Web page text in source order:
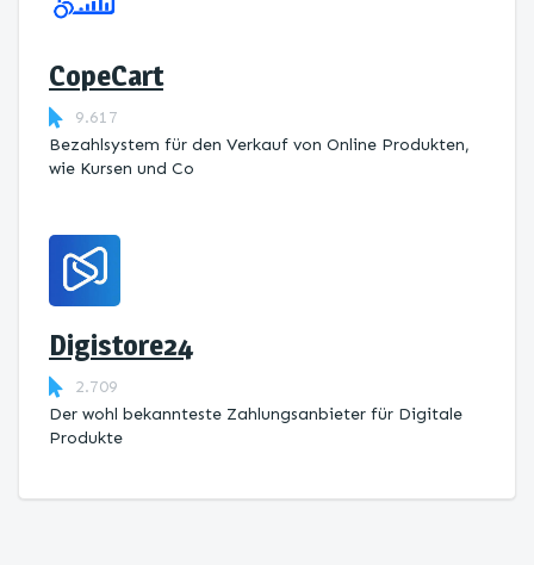
CopeCart
9.617
Bezahlsystem für den Verkauf von Online Produkten,
wie Kursen und Co
Digistore24
2.709
Der wohl bekannteste Zahlungsanbieter für Digitale
Produkte